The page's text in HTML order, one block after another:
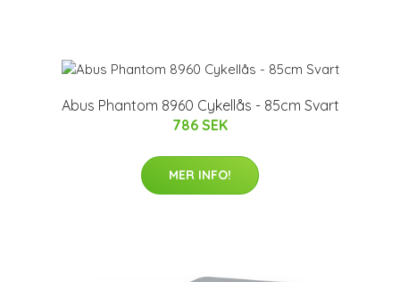
Abus Phantom 8960 Cykellås - 85cm Svart
786 SEK
MER INFO!